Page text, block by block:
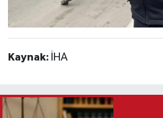
Kaynak: İHA